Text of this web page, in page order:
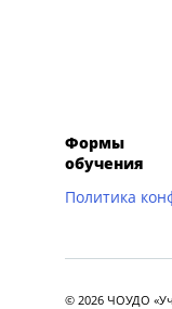
Формы
обучения
Политика
© 2026 ЧОУДО